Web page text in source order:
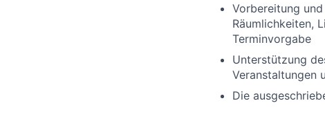
Vorbereitung
Räumlichkeiten,
Terminvorgabe
Unterstützung
Veranstaltungen
Die